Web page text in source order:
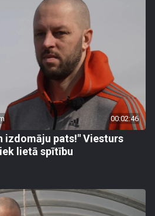
00:02:46
izdomāju pats!" Viesturs
lietā spītību